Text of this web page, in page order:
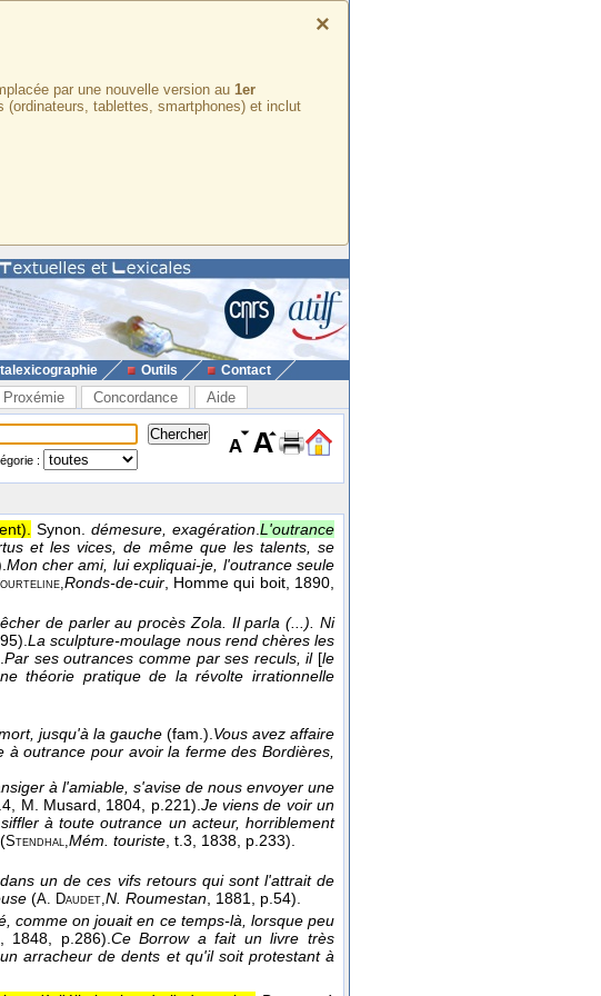
×
par une nouvelle version au 1er
(ordinateurs, tablettes, smartphones) et inclut
Outils Contact
Proxémie Concordance Aide
:
Synon. démesure, exagération.L'outrance
et les vices, de même que les talents, se
Mon cher ami, lui expliquai-je, l'outrance seule
Ronds-de-cuir, Homme qui boit, 1890,
de parler au procès Zola. Il parla (...). Ni
La sculpture-moulage nous rend chères les
Par ses outrances comme par ses reculs, il[le
théorie pratique de la révolte irrationnelle
jusqu'à la gauche (fam.).Vous avez affaire
outrance pour avoir la ferme des Bordières,
à l'amiable, s'avise de nous envoyer une
M. Musard, 1804, p.221).Je viens de voir un
à toute outrance un acteur, horriblement
(Stendhal,Mém. touriste, t.3, 1838, p.233).
un de ces vifs retours qui sont l'attrait de
(A. Daudet,N. Roumestan, 1881, p.54).
comme on jouait en ce temps-là, lorsque peu
, 1848, p.286).Ce Borrow a fait un livre très
arracheur de dents et qu'il soit protestant à